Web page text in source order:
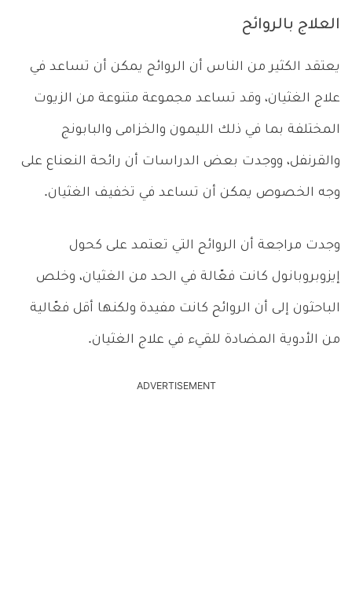
العلاج بالروائح
يعتقد الكثير من الناس أن الروائح يمكن أن تساعد في
علاج الغثيان، وقد تساعد مجموعة متنوعة من الزيوت
المختلفة بما في ذلك الليمون والخزامى والبابونج
والقرنفل، ووجدت بعض الدراسات أن رائحة النعناع على
وجه الخصوص يمكن أن تساعد في تخفيف الغثيان.
وجدت مراجعة أن الروائح التي تعتمد على كحول
إيزوبروبانول كانت فعّالة في الحد من الغثيان، وخلص
الباحثون إلى أن الروائح كانت مفيدة ولكنها أقل فعّالية
من الأدوية المضادة للقيء في علاج الغثيان.
ADVERTISEMENT